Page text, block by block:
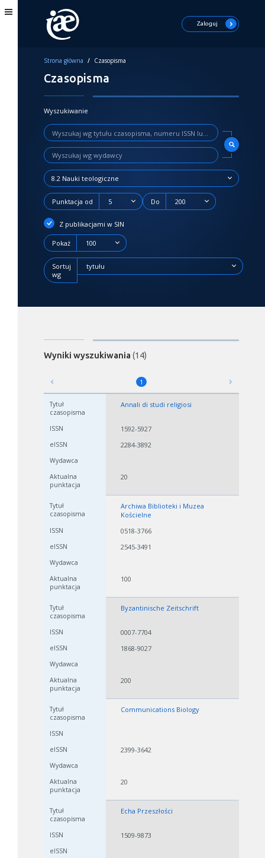
Zaloguj
Strona główna / Czasopisma
Czasopisma
Wyszukiwanie
8.2 Nauki teologiczne
Punktacja od 5 Do 200
Z publikacjami w SIN
Pokaż 100
Sortuj
wg
tytułu
Wyniki wyszukiwania (14)
1
Annali di studi religiosi
1592-5927
2284-3892
20
Archiwa Biblioteki i Muzea
Kościelne
0518-3766
2545-3491
100
Byzantinische Zeitschrift
0007-7704
1868-9027
200
Communications Biology
2399-3642
20
Echa Przeszłości
1509-9873